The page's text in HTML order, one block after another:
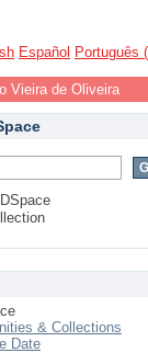
Español Português
Vieira de Oliveira
& Collections
Date